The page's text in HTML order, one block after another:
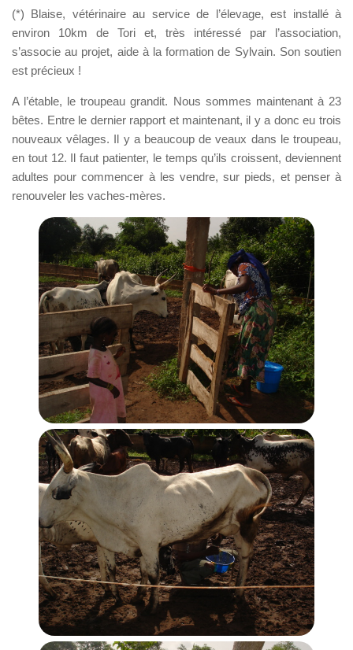
(*) Blaise, vétérinaire au service de l’élevage, est installé à
environ 10km de Tori et, très intéressé par l’association,
s’associe au projet, aide à la formation de Sylvain. Son soutien
est précieux !
A l’étable, le troupeau grandit. Nous sommes maintenant à 23
bêtes. Entre le dernier rapport et maintenant, il y a donc eu trois
nouveaux vêlages. Il y a beaucoup de veaux dans le troupeau,
en tout 12. Il faut patienter, le temps qu’ils croissent, deviennent
adultes pour commencer à les vendre, sur pieds, et penser à
renouveler les vaches-mères.